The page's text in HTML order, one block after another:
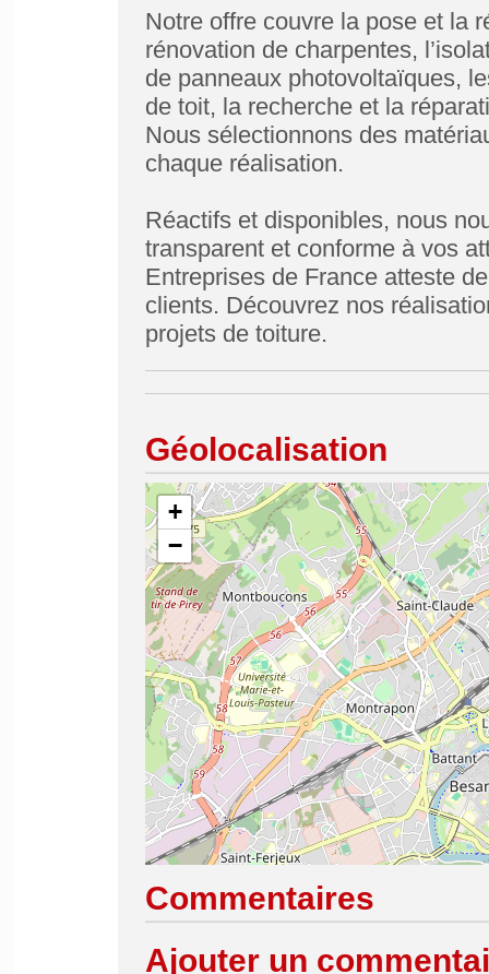
Notre offre couvre la pose et la
rénovation de charpentes,
de panneaux photovoltaïques,
de toit, la recherche et la
Nous sélectionnons des
chaque réalisation.
Réactifs et disponibles, nous
transparent et conforme à vos
Entreprises de France atteste
clients. Découvrez nos
projets de toiture.
Géolocalisation
+
−
Commentaires
Ajouter un